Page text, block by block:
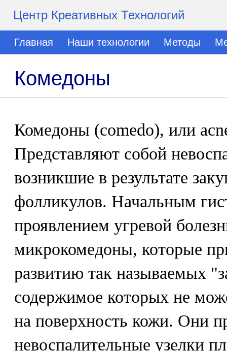
Центр Креативных Технологий
Главная Наши технологии Методы
Комедоны
Комедоны (comedo), или
Представляют собой
возникшие в результате
фолликулов. Начальным
проявлением угревой
микрокомедоны, которые
развитию так называемых
содержимое которых не
на поверхность кожи. Они
невоспалительные узелки